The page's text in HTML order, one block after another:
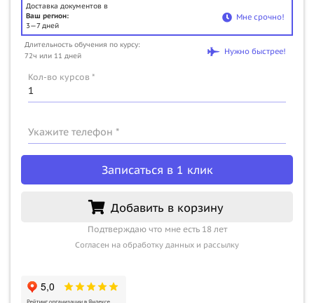
Доставка документов в
Ваш регион:
3—7 дней
Мне срочно!
Длительность обучения по курсу:
72ч или 11 дней
Нужно быстрее!
Кол-во курсов *
Укажите телефон *
Записаться в 1 клик
Добавить в корзину
Подтверждаю что мне есть 18 лет
Согласен на обработку данных и рассылку